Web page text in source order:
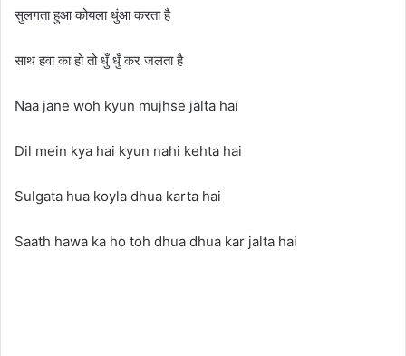
सुलगता हुआ कोयला धुंआ करता है
साथ हवा का हो तो धुँ धुँ कर जलता है
Naa jane woh kyun mujhse jalta hai
Dil mein kya hai kyun nahi kehta hai
Sulgata hua koyla dhua karta hai
Saath hawa ka ho toh dhua dhua kar jalta hai